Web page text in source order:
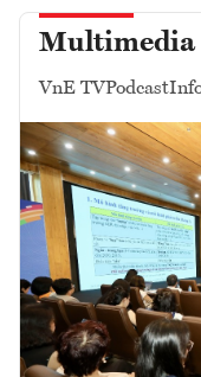
Multimedia
VnE TVPodcast